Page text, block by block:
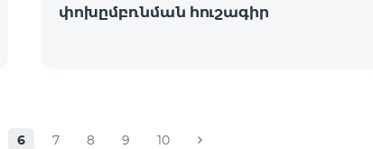
փոխըմբռնման հուշագիր
6 7 8 9 10